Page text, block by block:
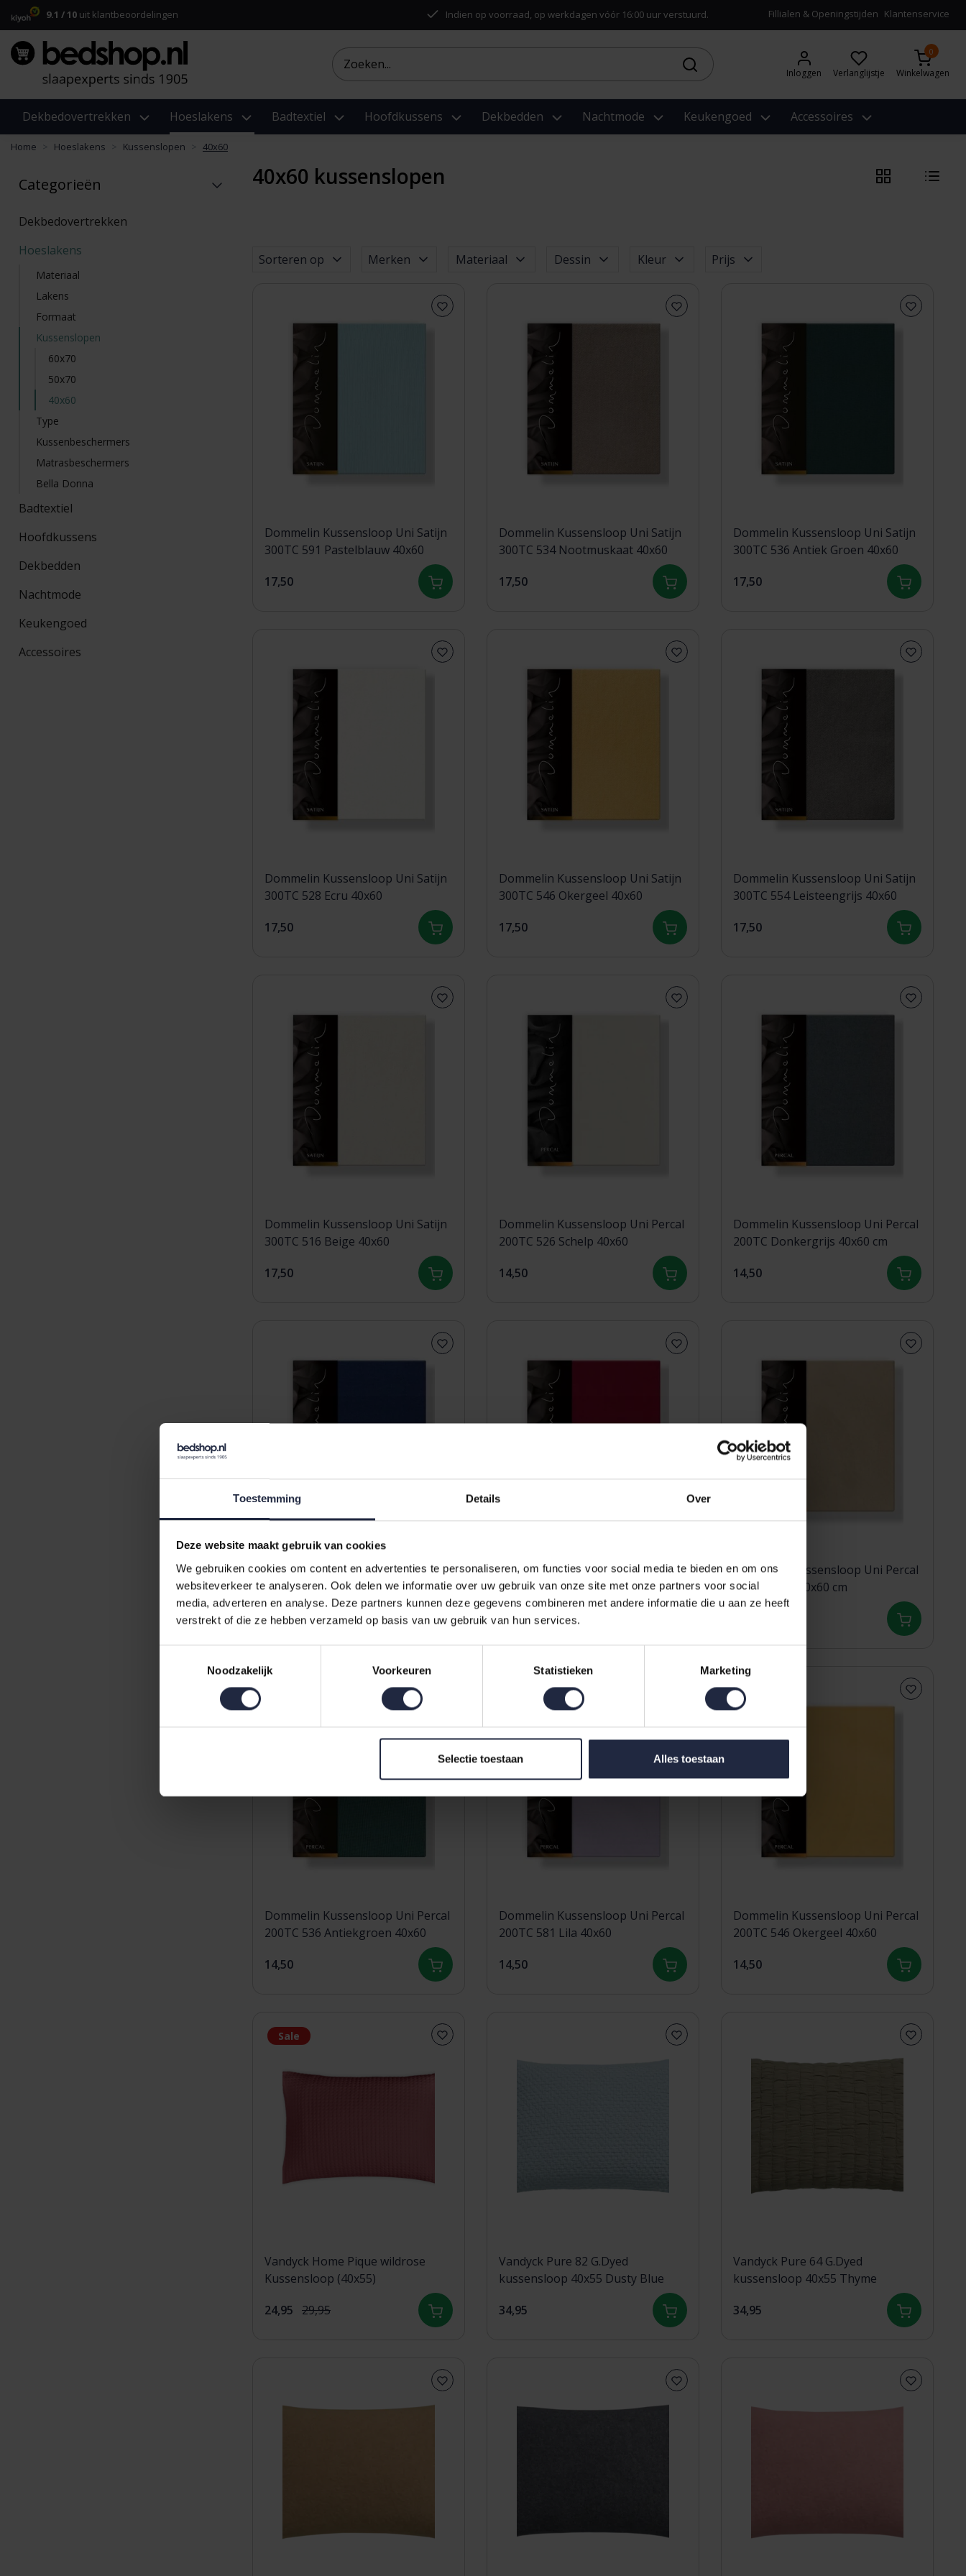
Toestemming Details Over
Deze website maakt gebruik van cookies
We gebruiken cookies om content en advertenties te personaliseren, om functies voor social media te bieden en om ons
websiteverkeer te analyseren. Ook delen we informatie over uw gebruik van onze site met onze partners voor social
media, adverteren en analyse. Deze partners kunnen deze gegevens combineren met andere informatie die u aan ze heeft
verstrekt of die ze hebben verzameld op basis van uw gebruik van hun services.
Noodzakelijk
Voorkeuren Statistieken Marketing
Selectie toestaan Alles toestaan
9.1 / 10 uit klantbeoordelingen Indien op voorraad, op werkdagen vóór 16:00 uur verstuurd. Fillialen & Openingstijden Klantenservice
Inloggen Verlanglijstje
0
Winkelwagen
Dekbedovertrekken Hoeslakens Badtextiel Hoofdkussens Dekbedden Nachtmode Keukengoed Accessoires
Home Hoeslakens Kussenslopen 40x60
Categorieën
Dekbedovertrekken
Hoeslakens
Materiaal
Lakens
Formaat
Kussenslopen
60x70
50x70
40x60
Type
Kussenbeschermers
Matrasbeschermers
Bella Donna
Badtextiel
Hoofdkussens
Dekbedden
Nachtmode
Keukengoed
Accessoires
40x60 kussenslopen
Sorteren op Merken Materiaal Dessin Kleur Prijs
Dommelin Kussensloop Uni Satijn
300TC 591 Pastelblauw 40x60
17,50
Dommelin Kussensloop Uni Satijn
300TC 534 Nootmuskaat 40x60
17,50
Dommelin Kussensloop Uni Satijn
300TC 536 Antiek Groen 40x60
17,50
Dommelin Kussensloop Uni Satijn
300TC 528 Ecru 40x60
17,50
Dommelin Kussensloop Uni Satijn
300TC 546 Okergeel 40x60
17,50
Dommelin Kussensloop Uni Satijn
300TC 554 Leisteengrijs 40x60
17,50
Dommelin Kussensloop Uni Satijn
300TC 516 Beige 40x60
17,50
Dommelin Kussensloop Uni Percal
200TC 526 Schelp 40x60
14,50
Dommelin Kussensloop Uni Percal
200TC Donkergrijs 40x60 cm
14,50
Dommelin Kussensloop Uni Percal
200TC Navy 40x60 cm
14,50
Dommelin Kussensloop Uni Percal
200TC Rosso 40x60 cm
14,50
Dommelin Kussensloop Uni Percal
200TC Cafe 40x60 cm
Dommelin Kussensloop Uni Percal
200TC 536 Antiekgroen 40x60
14,50
Dommelin Kussensloop Uni Percal
200TC 581 Lila 40x60
14,50
Dommelin Kussensloop Uni Percal
200TC 546 Okergeel 40x60
14,50
Sale
Vandyck Home Pique wildrose
Kussensloop (40x55)
24,95 29,95
Vandyck Pure 82 G.Dyed
kussensloop 40x55 Dusty Blue
34,95
Vandyck Pure 64 G.Dyed
kussensloop 40x55 Thyme
34,95